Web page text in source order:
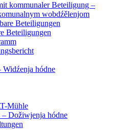
kommunaler Beteiligung –
wobdźělenjom
Beteiligungen
Beteiligungen
Widźenja hódne
Mühle
– Dožiwjenja hódne